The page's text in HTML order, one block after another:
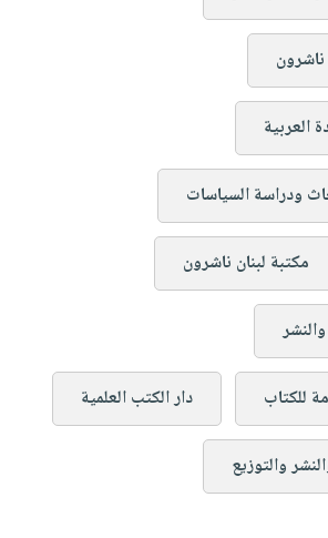
ناشرون
العربية
ودراسة السياسات
مكتبة لبنان ناشرون
للكتاب دار الكتب العلمية
والتوزيع